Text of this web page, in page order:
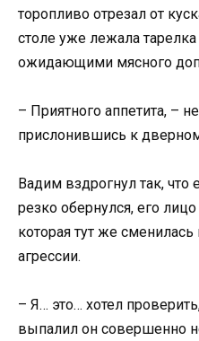
торопливо отрезал от
столе уже лежала
ожидающими мясного
– Приятного аппетита, –
прислонившись к
Вадим вздрогнул так,
резко обернулся, его
которая тут же
агрессии.
– Я… это… хотел
выпалил он совершенно